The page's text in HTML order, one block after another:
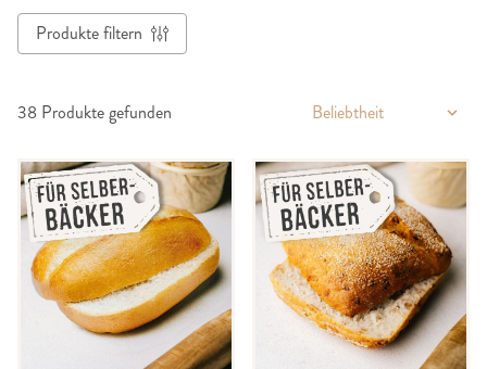
Produkte filtern
38 Produkte gefunden